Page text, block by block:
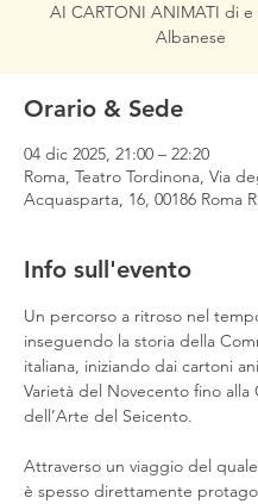
AI CARTONI ANIMATI di e
Albanese
Orario & Sede
04 dic 2025, 21:00 – 22:20
Roma, Teatro Tordinona, Via
Acquasparta, 16, 00186 Roma
Info sull'evento
Un percorso a ritroso nel
inseguendo la storia della
italiana, iniziando dai cartoni
Varietà del Novecento fino alla
dell’Arte del Seicento.
Attraverso un viaggio del
è spesso direttamente